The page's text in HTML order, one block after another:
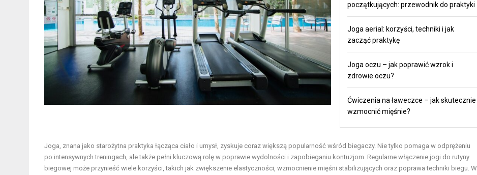
początkujących: przewodnik do praktyki
Joga aerial: korzyści, techniki i jak
zacząć praktykę
Joga oczu – jak poprawić wzrok i
zdrowie oczu?
Ćwiczenia na ławeczce – jak skutecznie
wzmocnić mięśnie?
Joga, znana jako starożytna praktyka łącząca ciało i umysł, zyskuje coraz większą popularność wśród biegaczy. Nie tylko pomaga w odprężeniu
po intensywnych treningach, ale także pełni kluczową rolę w poprawie wydolności i zapobieganiu kontuzjom. Regularne włączenie jogi do rutyny
biegowej może przynieść wiele korzyści, takich jak zwiększenie elastyczności, wzmocnienie mięśni stabilizujących oraz poprawa techniki biegu. W